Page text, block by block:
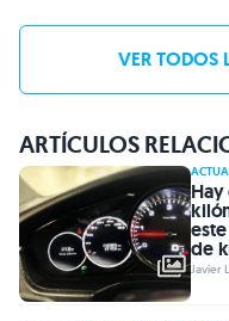
VER TODOS
ARTÍCULOS
de
Javier